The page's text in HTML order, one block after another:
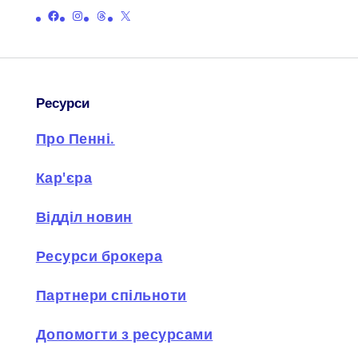
Посилання на офіційну сторінку Пенні у Facebook
Посилання на офіційну сторінку Пенні в Instagram
Посилання на офіційну сторінку Пенні з ниткамиПосилання на офіційну сторінку Пенні на X (раніше Twitter)
Ресурси
Про Пенні.
Кар'єра
Відділ новин
Ресурси брокера
Партнери спільноти
Допомогти з ресурсами